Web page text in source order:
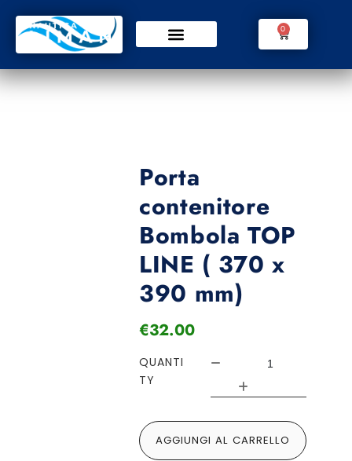
0
Porta
contenitore
Bombola TOP
LINE ( 370 x
390 mm)
€32.00
QUANTI
TY
AGGIUNGI AL CARRELLO